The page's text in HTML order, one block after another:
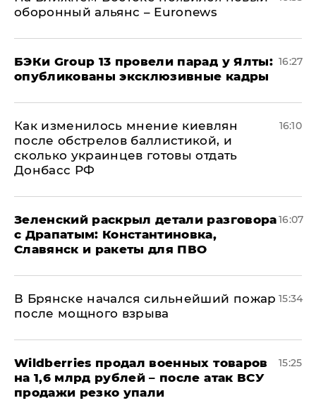
оборонный альянс – Euronews
​БЭКи Group 13 провели парад у Ялты:
опубликованы эксклюзивные кадры
16:27
Как изменилось мнение киевлян
после обстрелов баллистикой, и
сколько украинцев готовы отдать
Донбасс РФ
16:10
​Зеленский раскрыл детали разговора
с Драпатым: Константиновка,
Славянск и ракеты для ПВО
16:07
В Брянске начался сильнейший пожар
после мощного взрыва
15:34
​Wildberries продал военных товаров
на 1,6 млрд рублей – после атак ВСУ
продажи резко упали
15:25